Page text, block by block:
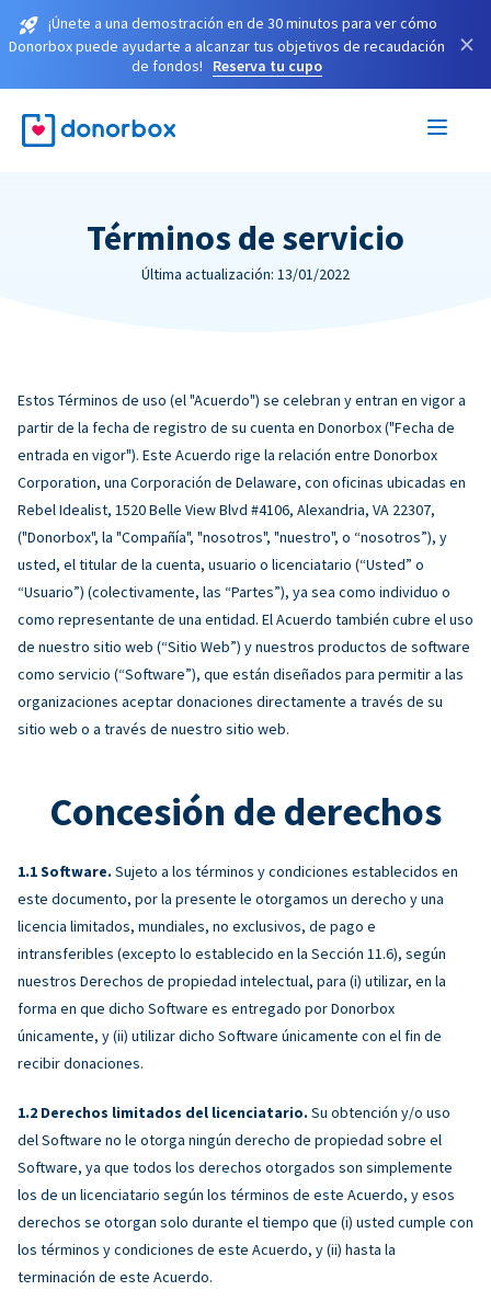
¡Únete a una demostración en de 30 minutos para ver cómo
Donorbox puede ayudarte a alcanzar tus objetivos de recaudación
de fondos!
Reserva tu cupo
×
Términos de servicio
Última actualización: 13/01/2022
Estos Términos de uso (el "Acuerdo") se celebran y entran en vigor a
partir de la fecha de registro de su cuenta en Donorbox ("Fecha de
entrada en vigor"). Este Acuerdo rige la relación entre Donorbox
Corporation, una Corporación de Delaware, con oficinas ubicadas en
Rebel Idealist, 1520 Belle View Blvd #4106, Alexandria, VA 22307,
("Donorbox", la "Compañía", "nosotros", "nuestro", o “nosotros”), y
usted, el titular de la cuenta, usuario o licenciatario (“Usted” o
“Usuario”) (colectivamente, las “Partes”), ya sea como individuo o
como representante de una entidad. El Acuerdo también cubre el uso
de nuestro sitio web (“Sitio Web”) y nuestros productos de software
como servicio (“Software”), que están diseñados para permitir a las
organizaciones aceptar donaciones directamente a través de su
sitio web o a través de nuestro sitio web.
Concesión de derechos
Software. Sujeto a los términos y condiciones establecidos en
este documento, por la presente le otorgamos un derecho y una
licencia limitados, mundiales, no exclusivos, de pago e
intransferibles (excepto lo establecido en la Sección 11.6), según
nuestros Derechos de propiedad intelectual, para (i) utilizar, en la
forma en que dicho Software es entregado por Donorbox
únicamente, y (ii) utilizar dicho Software únicamente con el fin de
recibir donaciones.
Derechos limitados del licenciatario. Su obtención y/o uso
del Software no le otorga ningún derecho de propiedad sobre el
Software, ya que todos los derechos otorgados son simplemente
los de un licenciatario según los términos de este Acuerdo, y esos
derechos se otorgan solo durante el tiempo que (i) usted cumple con
los términos y condiciones de este Acuerdo, y (ii) hasta la
terminación de este Acuerdo.